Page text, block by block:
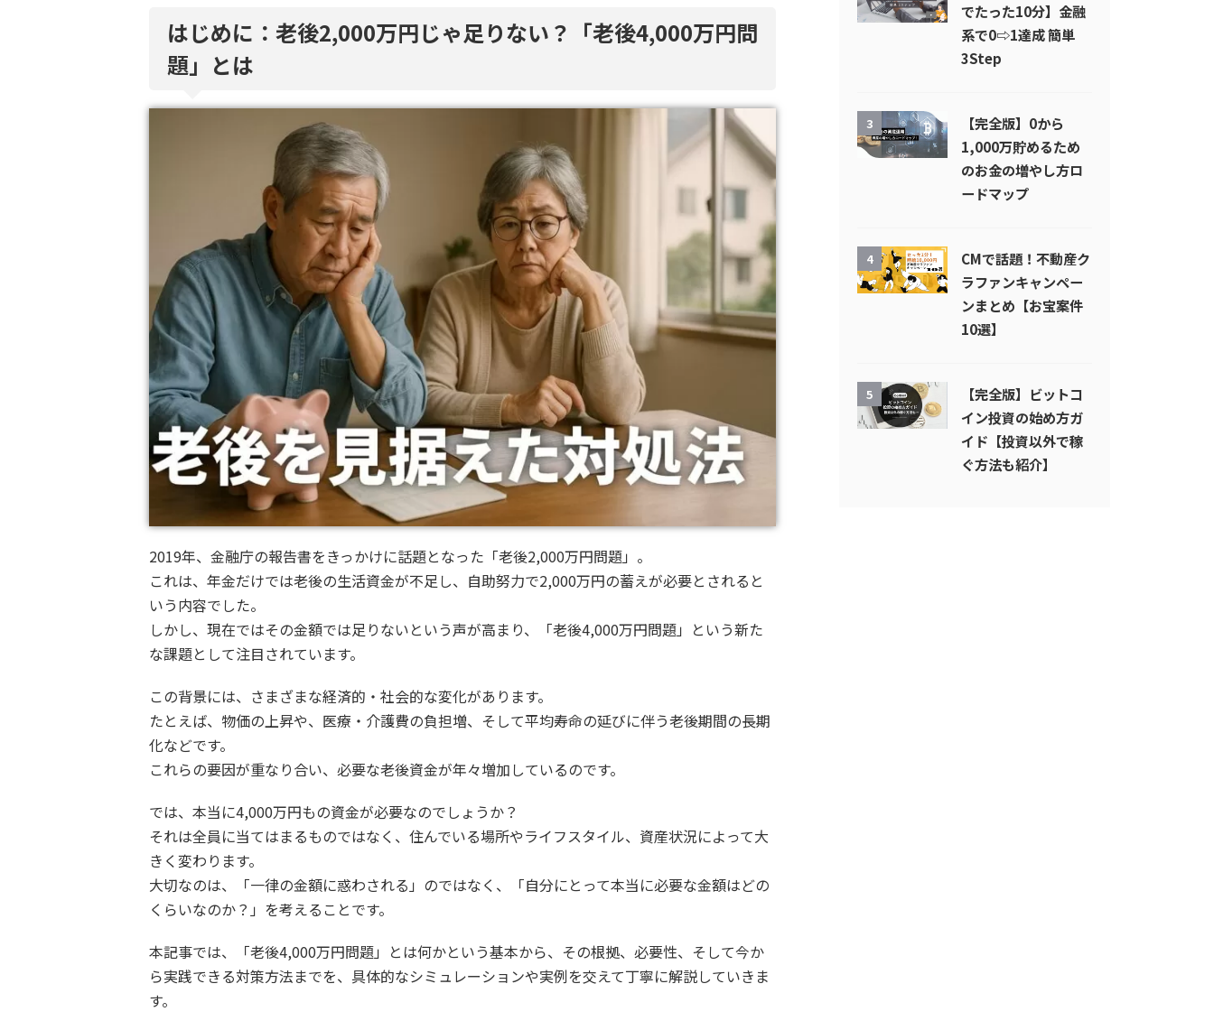
はじめに：老後2,000万円じゃ足りない？「老後4,000万円問
題」とは
2019年、金融庁の報告書をきっかけに話題となった「老後2,000万円問題」。
これは、年金だけでは老後の生活資金が不足し、自助努力で2,000万円の蓄えが必要とされると
いう内容でした。
しかし、現在ではその金額では足りないという声が高まり、「老後4,000万円問題」という新た
な課題として注目されています。
この背景には、さまざまな経済的・社会的な変化があります。
たとえば、物価の上昇や、医療・介護費の負担増、そして平均寿命の延びに伴う老後期間の長期
化などです。
これらの要因が重なり合い、必要な老後資金が年々増加しているのです。
では、本当に4,000万円もの資金が必要なのでしょうか？
それは全員に当てはまるものではなく、住んでいる場所やライフスタイル、資産状況によって大
きく変わります。
大切なのは、「一律の金額に惑わされる」のではなく、「自分にとって本当に必要な金額はどの
くらいなのか？」を考えることです。
本記事では、「老後4,000万円問題」とは何かという基本から、その根拠、必要性、そして今か
ら実践できる対策方法までを、具体的なシミュレーションや実例を交えて丁寧に解説していきま
す。
でたった10分】金融
系で0⇨1達成 簡単
3Step
3
【完全版】0から
1,000万貯めるため
のお金の増やし方ロ
ードマップ
4
CMで話題！不動産ク
ラファンキャンペー
ンまとめ【お宝案件
10選】
5
【完全版】ビットコ
イン投資の始め方ガ
イド【投資以外で稼
ぐ方法も紹介】